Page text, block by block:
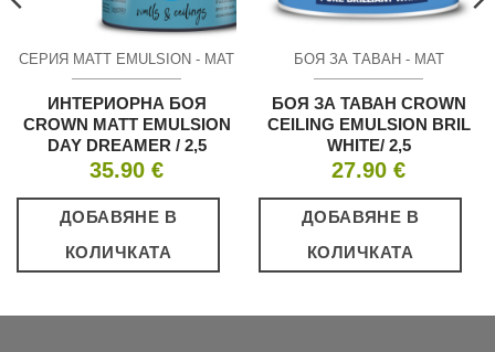
СЕРИЯ MATT EMULSION - МАТ
ИНТЕРИОРНА БОЯ
CROWN MATT EMULSION
DAY DREAMER / 2,5
35.90 €
ДОБАВЯНЕ В
КОЛИЧКАТА
БОЯ ЗА ТАВАН - МАТ
БОЯ ЗА ТАВАН CROWN
CEILING EMULSION BRIL
WHITE/ 2,5
27.90 €
ДОБАВЯНЕ В
КОЛИЧКАТА